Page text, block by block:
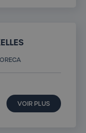
VOIR PLUS